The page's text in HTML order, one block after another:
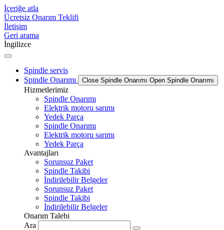
İçeriğe atla
Ücretsiz Onarım Teklifi
İletişim
Geri arama
İngilizce
Spindle servis
Spindle Onarımı
Close Spindle Onarımı Open Spindle Onarımı
Hizmetlerimiz
Spindle Onarımı
Elektrik motoru sarımı
Yedek Parça
Spindle Onarımı
Elektrik motoru sarımı
Yedek Parça
Avantajları
Sorunsuz Paket
Spindle Takibi
İndirilebilir Belgeler
Sorunsuz Paket
Spindle Takibi
İndirilebilir Belgeler
Onarım Talebi
Ara